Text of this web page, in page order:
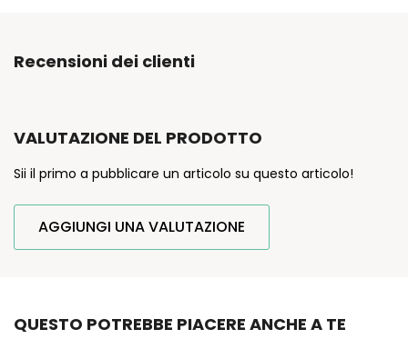
Recensioni dei clienti
VALUTAZIONE DEL PRODOTTO
Sii il primo a pubblicare un articolo su questo articolo!
AGGIUNGI UNA VALUTAZIONE
QUESTO POTREBBE PIACERE ANCHE A TE